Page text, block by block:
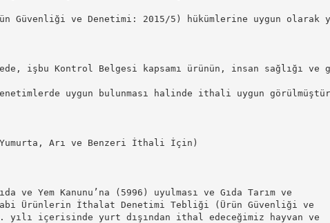
ve Denetimi: 2015/5) hükümlerine uygun olarak
işbu Kontrol Belgesi kapsamı ürünün, insan sağlığı
denetimlerde uygun bulunması halinde ithali uygun
Yumurta, Arı ve Benzeri İthali İçin)
Yem Kanunu’na (5996) uyulması ve Gıda Tarım ve
Tabi Ürünlerin İthalat Denetimi Tebliği (Ürün Güvenliği ve
içerisinde yurt dışından ithal edeceğimiz hayvan ve